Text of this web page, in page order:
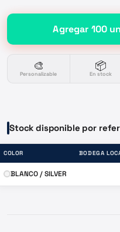
Agregar 100
🎨
Personalizable
📦
En stock
Stock disponible por
COLOR BODEGA
BLANCO / SILVER